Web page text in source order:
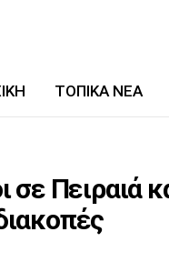
ΤΟΠΙΚΆ ΝΈΑ
σε Πειραιά